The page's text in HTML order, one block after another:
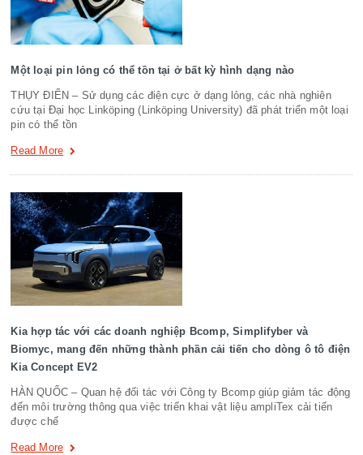
Một loại pin lỏng có thể tồn tại ở bất kỳ hình dạng nào
THỤY ĐIỂN – Sử dụng các điện cực ở dạng lỏng, các nhà nghiên
cứu tại Đại học Linköping (Linköping University) đã phát triển một loại
pin có thể tồn
Read More
Kia hợp tác với các doanh nghiệp Bcomp, Simplifyber và
Biomyc, mang đến những thành phần cải tiến cho dòng ô tô điện
Kia Concept EV2
HÀN QUỐC – Quan hệ đối tác với Công ty Bcomp giúp giảm tác động
đến môi trường thông qua việc triển khai vật liệu ampliTex cải tiến
được chế
Read More